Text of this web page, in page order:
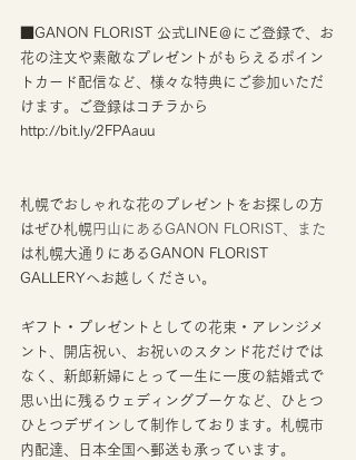
■GANON FLORIST 公式LINE＠にご登録で、お
花の注文や素敵なプレゼントがもらえるポイン
トカード配信など、様々な特典にご参加いただ
けます。ご登録はコチラから
http://bit.ly/2FPAauu
札幌でおしゃれな花のプレゼントをお探しの方
はぜひ札幌円山にあるGANON FLORIST、また
は札幌大通りにあるGANON FLORIST
GALLERYへお越しください。
ギフト・プレゼントとしての花束・アレンジメ
ント、開店祝い、お祝いのスタンド花だけでは
なく、新郎新婦にとって一生に一度の結婚式で
思い出に残るウェディングブーケなど、ひとつ
ひとつデザインして制作しております。札幌市
内配達、日本全国へ郵送も承っています。